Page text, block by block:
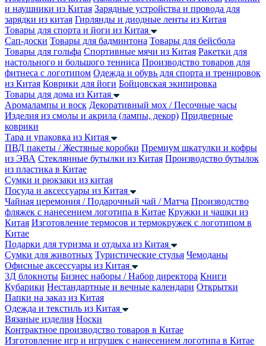
и наушники из Китая Зарядные устройства и провода для
зарядки из китая Гирлянды и диодные ленты из Китая
Товары для спорта и йоги из Китая
Сап-доски Товары для бадминтона Товары для бейсбола
Товары для гольфа Спортивные мячи из Китая Ракетки для
настольного и большого тенниса Производство товаров для
фитнеса с логотипом Одежда и обувь для спорта и тренировок
из Китая Коврики для йоги Бойцовская экипировка
Товары для дома из Китая
Аромалампы и воск Декоративный мох / Песочные часы
Изделия из смолы и акрила (лампы, декор) Придверные
коврики
Тара и упаковка из Китая
ПВД пакеты / Жестяные коробки Премиум шкатулки и кофры
из ЭВА Стеклянные бутылки из Китая Производство бутылок
из пластика в Китае
Сумки и рюкзаки из китая
Посуда и аксессуары из Китая
Чайная церемония / Подарочный чай / Матча Производство
фляжек с нанесением логотипа в Китае Кружки и чашки из
Китая Изготовление термосов и термокружек с логотипом в
Китае
Подарки для туризма и отдыха из Китая
Сумки для животных Туристические стулья Чемоданы
Офисные аксессуары из Китая
3Д блокноты Бизнес наборы / Набор директора Книги
Кубарики Нестандартные и вечные календари Открытки
Папки на заказ из Китая
Одежда и текстиль из Китая
Вязаные изделия Носки
Контрактное производство товаров в Китае
Изготовление игр и игрушек с нанесением логотипа в Китае